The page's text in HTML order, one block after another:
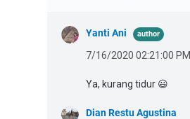
Yanti Ani
7/16/2020 02:21:00 PM
Ya, kurang tidur 😃
Dian Restu Agustina